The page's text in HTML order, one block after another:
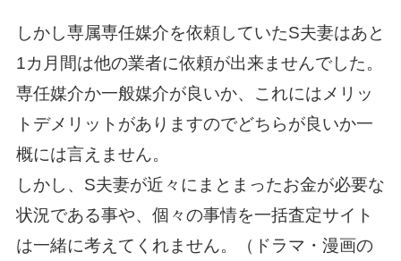
しかし専属専任媒介を依頼していたS夫妻はあと
1カ月間は他の業者に依頼が出来ませんでした。
専任媒介か一般媒介が良いか、これにはメリッ
トデメリットがありますのでどちらが良いか一
概には言えません。
しかし、S夫妻が近々にまとまったお金が必要な
状況である事や、個々の事情を一括査定サイト
は一緒に考えてくれません。（ドラマ・漫画の